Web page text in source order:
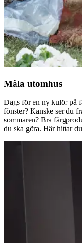
Måla utomhus
Dags för en ny kulör på
fönster? Kanske ser du
sommaren? Bra
du ska göra. Här hittar